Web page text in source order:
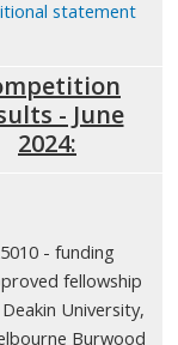
statement
- June
2024:
- funding
fellowship
University,
Burwood